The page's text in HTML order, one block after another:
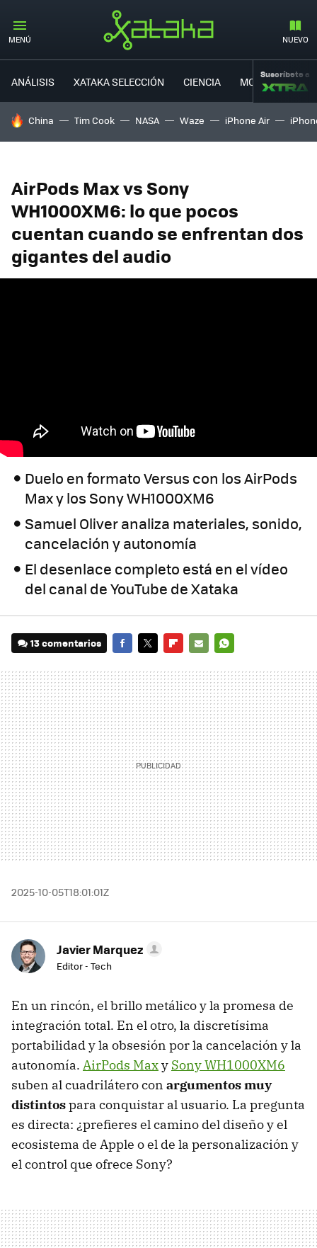
MENÚ NUEVO
ANÁLISIS XATAKA SELECCIÓN CIENCIA MOVILIDAD
Suscríbete a
HOY SE HABLA DE
China Tim Cook NASA Waze iPhone Air
AirPods Max vs Sony
WH1000XM6: lo que pocos
cuentan cuando se enfrentan dos
gigantes del audio
Duelo en formato Versus con los AirPods
Max y los Sony WH1000XM6
Samuel Oliver analiza materiales, sonido,
cancelación y autonomía
El desenlace completo está en el vídeo
del canal de YouTube de Xataka
13 comentarios
MAIL
2025-10-05T18:01:01Z
Javier Marquez
Editor - Tech
En un rincón, el brillo metálico y la promesa de
integración total. En el otro, la discretísima
portabilidad y la obsesión por la cancelación y la
autonomía. AirPods Maxy Sony WH1000XM6
suben al cuadrilátero con argumentos muy
distintospara conquistar al usuario. La pregunta
es directa: ¿prefieres el camino del diseño y el
ecosistema de Apple o el de la personalización y
el control que ofrece Sony?